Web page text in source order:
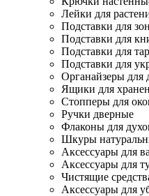
Лейки для
Подставки для
Подставки для
Подставки для
Подставки для
Органайзеры для
Ящики для
Стопперы для
Ручки дверные
Флаконы для
Шкуры
Аксессуары для
Аксессуары для
Чистящие
Аксессуары для